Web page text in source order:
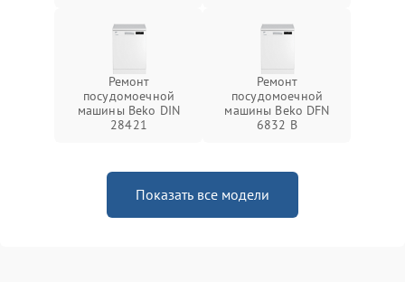
Ремонт
посудомоечной
машины Beko DIN
28421
Ремонт
посудомоечной
машины Beko DFN
6832 B
Показать все модели